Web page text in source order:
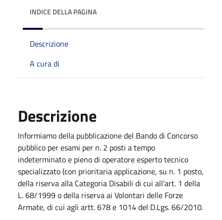
INDICE DELLA PAGINA
Descrizione
A cura di
Descrizione
Informiamo della pubblicazione del Bando di Concorso
pubblico per esami per n. 2 posti a tempo
indeterminato e pieno di operatore esperto tecnico
specializzato (con prioritaria applicazione, su n. 1 posto,
della riserva alla Categoria Disabili di cui all’art. 1 della
L. 68/1999 o della riserva ai Volontari delle Forze
Armate, di cui agli artt. 678 e 1014 del D.Lgs. 66/2010.